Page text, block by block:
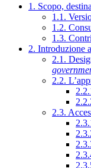
1. Scopo,
1.1.
1.2.
1.3.
2. Introduzione
2.1.
2.2.
2.3.